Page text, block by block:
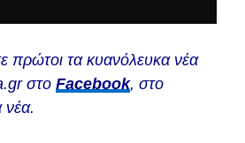
πρώτοι τα κυανόλευκα νέα
στο Facebook, στο
νέα.